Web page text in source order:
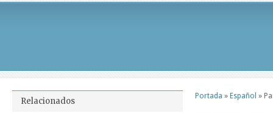
Portada » Español »
Relacionados